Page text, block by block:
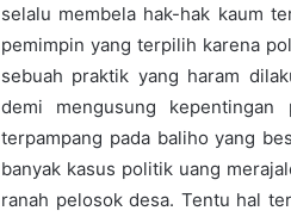
selalu membela hak-hak kaum
pemimpin yang terpilih karena
sebuah praktik yang haram
demi mengusung
terpampang pada baliho yang
banyak kasus politik uang
ranah pelosok desa. Tentu hal